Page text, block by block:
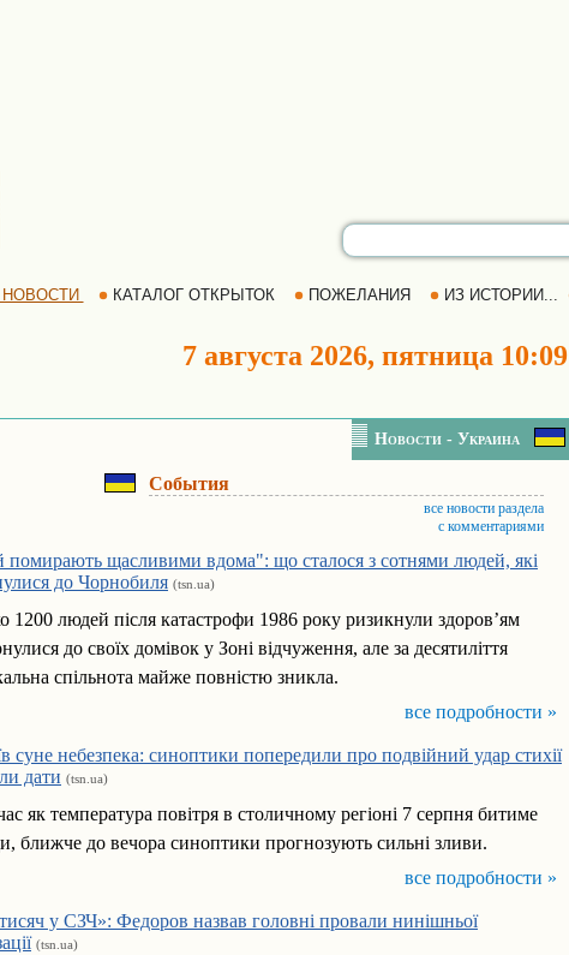
КАТАЛОГ ОТКРЫТОК ПОЖЕЛАНИЯ ИЗ ИСТОРИИ...
7 августа 2026, пятница 10:09
Новости - Украина
События
все новости раздела
с комментариями
помирають щасливими вдома": що сталося з сотнями людей, які
до Чорнобиля (tsn.ua)
1200 людей після катастрофи 1986 року ризикнули здоров’ям
до своїх домівок у Зоні відчуження, але за десятиліття
спільнота майже повністю зникла.
все подробности »
суне небезпека: синоптики попередили про подвійний удар стихії
дати (tsn.ua)
як температура повітря в столичному регіоні 7 серпня битиме
ближче до вечора синоптики прогнозують сильні зливи.
все подробности »
у СЗЧ»: Федоров назвав головні провали нинішньої
(tsn.ua)